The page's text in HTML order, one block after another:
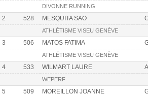
DIVONNE RUNNING
2 528 MESQUITA SAO
ATHLÉTISME VISEU GENÈVE
3 506 MATOS FATIMA
ATHLÉTISME VISEU GENÈVE
4 533 WILMART LAURE
WEPERF
5 509 MOREILLON JOANNE